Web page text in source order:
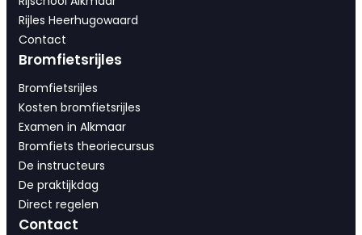
Rijles Heerhugowaard
Contact
Bromfietsrijles
Bromfietsrijles
Kosten bromfietsrijles
Examen in Alkmaar
Bromfiets theoriecursus
De instructeurs
De praktijkdag
Direct regelen
Contact